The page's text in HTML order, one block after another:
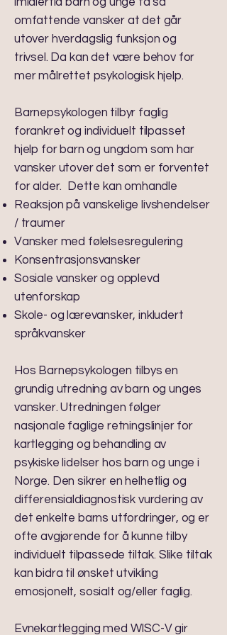
omfattende vansker at det går
utover hverdagslig funksjon og
trivsel. Da kan det være behov for
mer målrettet psykologisk hjelp.
Barnepsykologen tilbyr faglig
forankret og individuelt tilpasset
hjelp for barn og ungdom som har
vansker utover det som er forventet
for alder. Dette kan omhandle
Reaksjon på vanskelige livshendelser
/ traumer
Vansker med følelsesregulering
Konsentrasjonsvansker
Sosiale vansker og opplevd
utenforskap
Skole- og lærevansker, inkludert
språkvansker
Hos Barnepsykologen tilbys en
grundig utredning av barn og unges
vansker. Utredningen følger
nasjonale faglige retningslinjer for
kartlegging og behandling av
psykiske lidelser hos barn og unge i
Norge. Den sikrer en helhetlig og
differensialdiagnostisk vurdering av
det enkelte barns utfordringer, og er
ofte avgjørende for å kunne tilby
individuelt tilpassede tiltak. Slike tiltak
kan bidra til ønsket utvikling
emosjonelt, sosialt og/eller faglig.
Evnekartlegging med WISC-V gir